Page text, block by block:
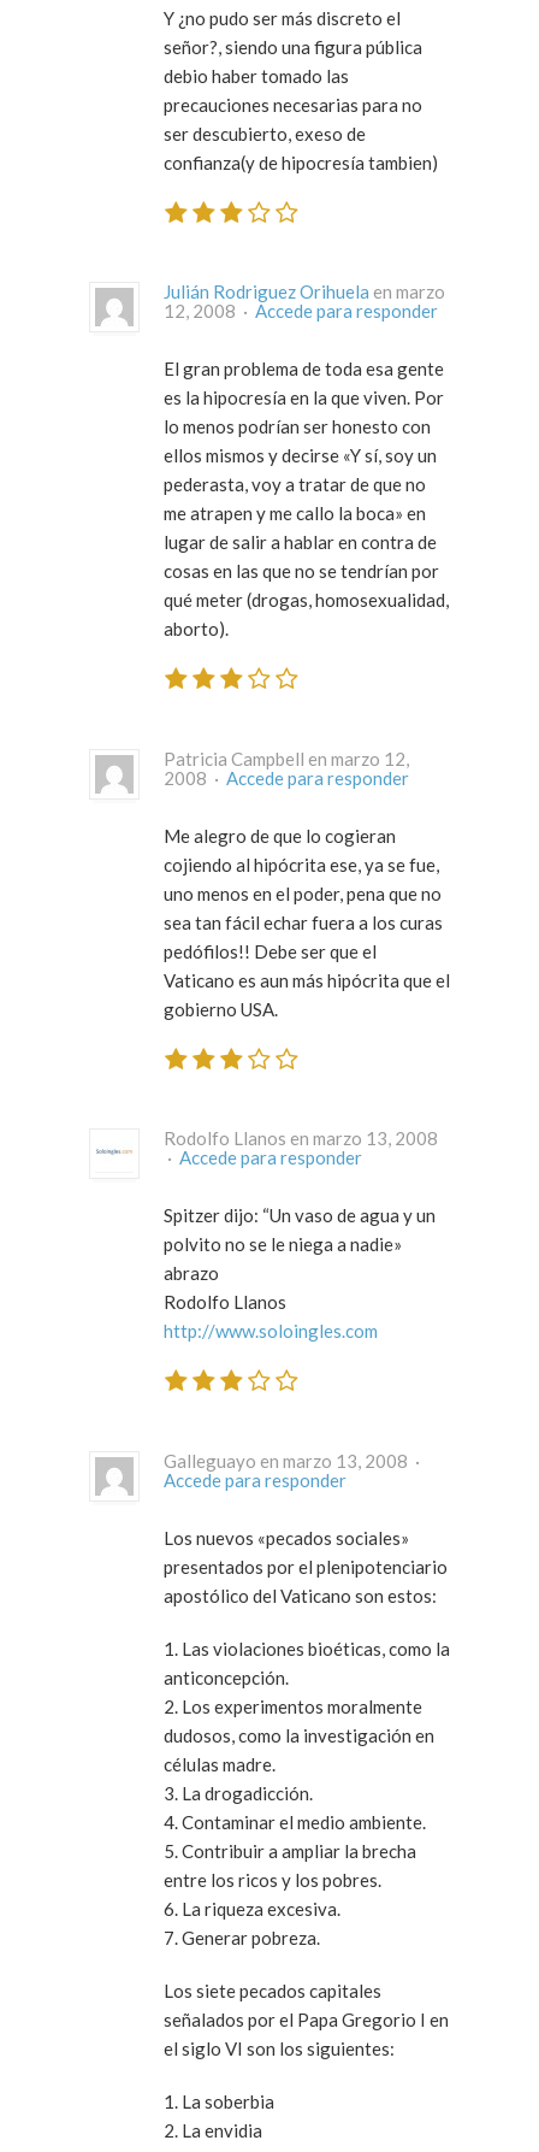
Y ¿no pudo ser más discreto el
señor?, siendo una figura pública
debio haber tomado las
precauciones necesarias para no
ser descubierto, exeso de
confianza(y de hipocresía tambien)
Julián Rodriguez Orihuela en marzo
12, 2008 · Accede para responder
El gran problema de toda esa gente
es la hipocresía en la que viven. Por
lo menos podrían ser honesto con
ellos mismos y decirse «Y sí, soy un
pederasta, voy a tratar de que no
me atrapen y me callo la boca» en
lugar de salir a hablar en contra de
cosas en las que no se tendrían por
qué meter (drogas, homosexualidad,
aborto).
Patricia Campbell en marzo 12,
2008 · Accede para responder
Me alegro de que lo cogieran
cojiendo al hipócrita ese, ya se fue,
uno menos en el poder, pena que no
sea tan fácil echar fuera a los curas
pedófilos!! Debe ser que el
Vaticano es aun más hipócrita que el
gobierno USA.
Rodolfo Llanos en marzo 13, 2008
· Accede para responder
Spitzer dijo: “Un vaso de agua y un
polvito no se le niega a nadie»
abrazo
Rodolfo Llanos
http://www.soloingles.com
Galleguayo en marzo 13, 2008 ·
Accede para responder
Los nuevos «pecados sociales»
presentados por el plenipotenciario
apostólico del Vaticano son estos:
1. Las violaciones bioéticas, como la
anticoncepción.
2. Los experimentos moralmente
dudosos, como la investigación en
células madre.
3. La drogadicción.
4. Contaminar el medio ambiente.
5. Contribuir a ampliar la brecha
entre los ricos y los pobres.
6. La riqueza excesiva.
7. Generar pobreza.
Los siete pecados capitales
señalados por el Papa Gregorio I en
el siglo VI son los siguientes:
1. La soberbia
2. La envidia